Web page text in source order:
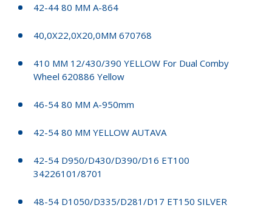
42-44 80 MM A-864
40,0X22,0X20,0MM 670768
410 MM 12/430/390 YELLOW For Dual Comby
Wheel 620886 Yellow
46-54 80 MM A-950mm
42-54 80 MM YELLOW AUTAVA
42-54 D950/D430/D390/D16 ET100
34226101/8701
48-54 D1050/D335/D281/D17 ET150 SILVER